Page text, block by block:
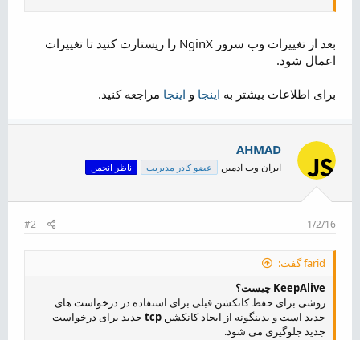
بعد از تغییرات وب سرور NginX را ریستارت کنید تا تغییرات
اعمال شود.
برای اطلاعات بیشتر به اینجا و اینجا مراجعه کنید.
AHMAD
ایران وب ادمین عضو کادر مدیریت ناظر انجمن
1/2/16
#2
farid گفت:
KeepAlive چیست؟
روشی برای حفظ کانکشن قبلی برای استفاده در درخواست های
جدید است و بدینگونه از ایجاد کانکشن tcp جدید برای درخواست
جدید جلوگیری می شود.